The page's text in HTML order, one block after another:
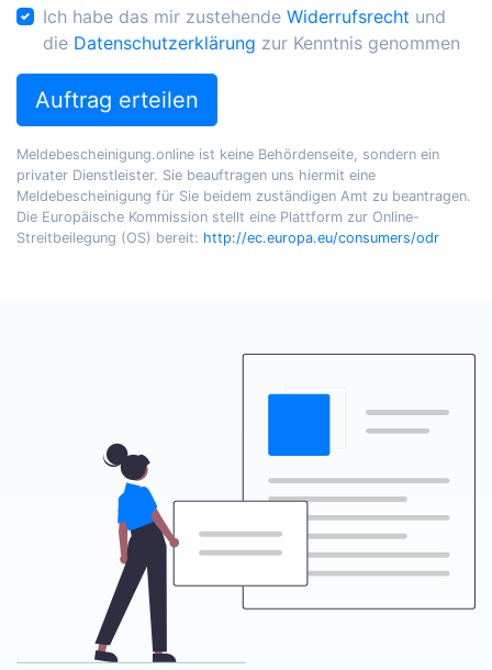
Ich habe das mir zustehende Widerrufsrecht und
die Datenschutzerklärung zur Kenntnis genommen
Auftrag erteilen
Meldebescheinigung.online ist keine Behördenseite, sondern ein
privater Dienstleister. Sie beauftragen uns hiermit eine
Meldebescheinigung für Sie beidem zuständigen Amt zu beantragen.
Die Europäische Kommission stellt eine Plattform zur Online-
Streitbeilegung (OS) bereit: http://ec.europa.eu/consumers/odr